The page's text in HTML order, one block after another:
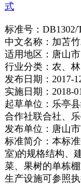
式
标准号： DB1302/
中文名称： 加苫
适用地区： 唐山市
行业分类： 农、
发布日期： 2017-
实施日期： 2018-
起草单位： 乐亭
合作社联合社、
发布单位： 唐山
标准简介： 本标
室)的规格结构、
菜、果树的单栋
生产设施可参照执